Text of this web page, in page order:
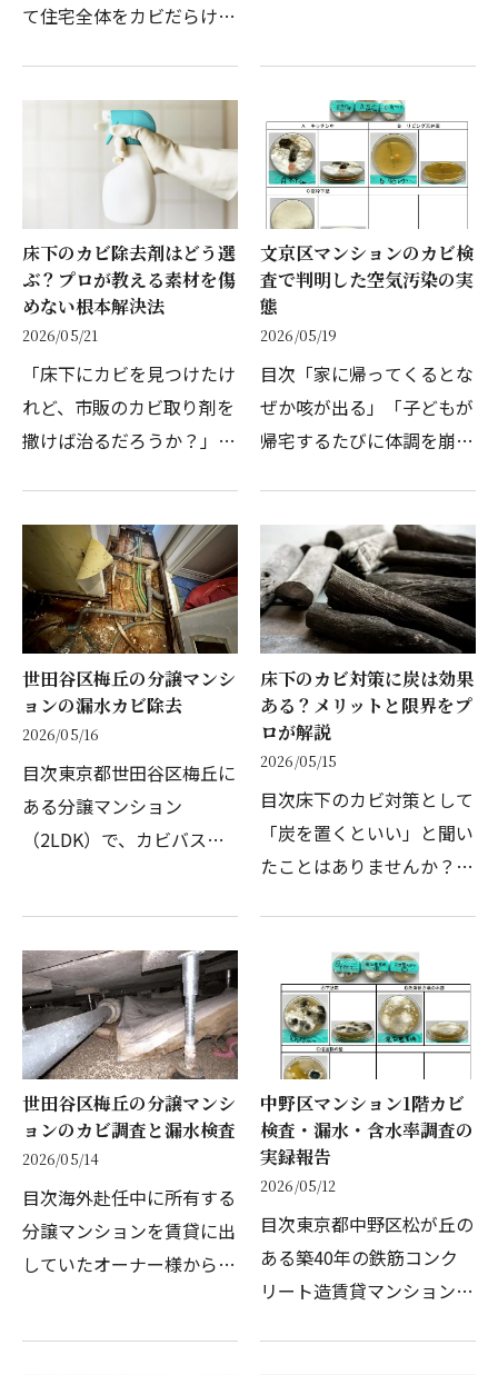
て住宅全体をカビだらけに
か、誰に頼むべきか、多く
の方が途方に暮れるはずで
す。今回ご紹介するのは…
に見えない床下が長年にわ
たって湿気を溜め込み…
床下のカビ除去剤はどう選
ぶ？プロが教える素材を傷
めない根本解決法
2026/05/21
「床下にカビを見つけたけ
れど、市販のカビ取り剤を
撒けば治るだろうか？」
ってきた」。床下という、
普段目にすることのない場
所で発生したカビ。自分
自…
文京区マンションのカビ検
査で判明した空気汚染の実
態
2026/05/19
目次「家に帰ってくるとな
ぜか咳が出る」「子どもが
帰宅するたびに体調を崩
ら、その家の空気環境を疑
うべきかもしれません。今
回ご依頼をいただいたの…
世田谷区梅丘の分譲マンシ
ョンの漏水カビ除去
2026/05/16
目次東京都世田谷区梅丘に
ある分譲マンション
（2LDK）で、カビバスタ
2026/5/14（カビ調査・漏
水検査編）では、海外赴任
中のマンションオ…
床下のカビ対策に炭は効果
ある？メリットと限界をプ
ロが解説
2026/05/15
目次床下のカビ対策として
「炭を置くといい」と聞い
たことはありませんか？手
に効果があるのか分からな
い」と感じている方も多い
はずです。実際、床下…
世田谷区梅丘の分譲マンシ
ョンのカビ調査と漏水検査
2026/05/14
目次海外赴任中に所有する
分譲マンションを賃貸に出
していたオーナー様から、
中野区マンション1階カビ
検査・漏水・含水率調査の
実録報告
2026/05/12
目次東京都中野区松が丘の
ある築40年の鉄筋コンク
リート造賃貸マンション。